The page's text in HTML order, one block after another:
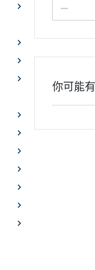
你可能